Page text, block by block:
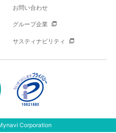
お問い合わせ
グループ企業
サスティナビリティ
Corporation